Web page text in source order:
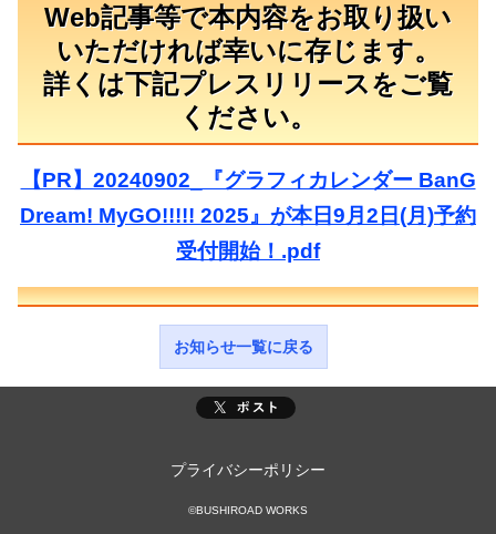
Web記事等で本内容をお取り扱い
いただければ幸いに存じます。
詳くは下記プレスリリースをご覧
ください。
【PR】20240902_『グラフィカレンダー BanG
Dream! MyGO!!!!! 2025』が本日9月2日(月)予約
受付開始！.pdf
お知らせ一覧に戻る
プライバシーポリシー
©BUSHIROAD WORKS